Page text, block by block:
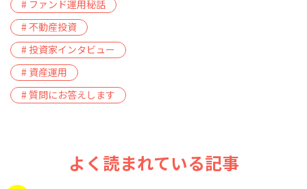
# ファンド運用秘話
# 不動産投資
# 投資家インタビュー
# 資産運用
# 質問にお答えします
よく読まれている記事